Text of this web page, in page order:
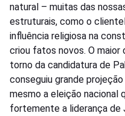
natural – muitas das
estruturais, como o
influência religiosa na
criou fatos novos. O
torno da candidatura de
conseguiu grande
mesmo a eleição nacional
fortemente a liderança de